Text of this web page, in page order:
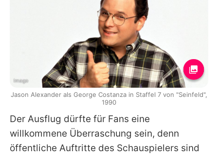
Der Ausflug dürfte für Fans eine
willkommene Überraschung sein, denn
öffentliche Auftritte des Schauspielers sind
Imago
Jason Alexander als George Costanza in Staffel 7 von "Seinfeld",
1990